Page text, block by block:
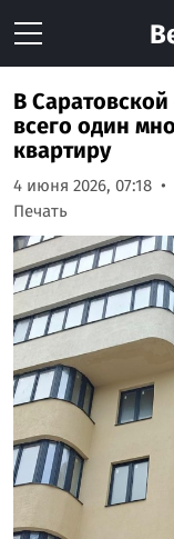
В Саратовской
всего один
квартиру
4 июня 2026, 07:18
Печать